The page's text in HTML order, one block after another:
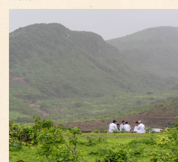
La cosa curiosa è che il clima è
quello che noi europei sogneremmo per
c’è nebbia, tira vento e la temperatura
autunno in Pianura Padana.
Fuori dall’auto sono resistito pochi
per il freddo; gli omaniti invece
e fanno pic-nic sotto la pioggia, ridendo
È proprio vero: si desidera sempre di
meno.